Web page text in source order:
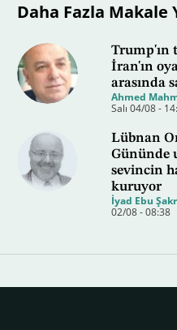
Daha Fazla Makale
Trump'ın
İran'ın
arasında
Ahmed
Salı 04/08 -
Lübnan
Gününde
sevincin
kuruyor
İyad Ebu
02/08 - 08:38